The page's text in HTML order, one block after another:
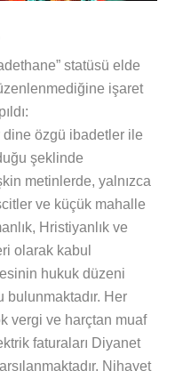
statüsü elde
işaret
özgü ibadetler ile
şeklinde
metinlerde, yalnızca
ve küçük mahalle
Hristiyanlık ve
olarak kabul
hukuk düzeni
bulunmaktadır. Her
vergi ve harçtan muaf
faturaları Diyanet
Nihayet